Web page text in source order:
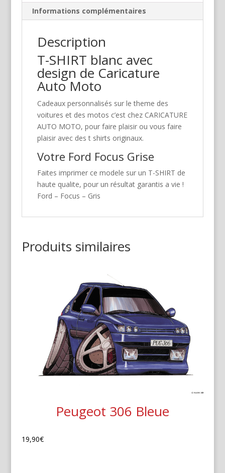
Informations complémentaires
Description
T-SHIRT blanc avec
design de Caricature
Auto Moto
Cadeaux personnalisés sur le theme des
voitures et des motos c’est chez CARICATURE
AUTO MOTO, pour faire plaisir ou vous faire
plaisir avec des t shirts originaux.
Votre Ford Focus Grise
Faites imprimer ce modele sur un T-SHIRT de
haute qualite, pour un résultat garantis a vie !
Ford – Focus – Gris
Produits similaires
Peugeot 306 Bleue
19,90€